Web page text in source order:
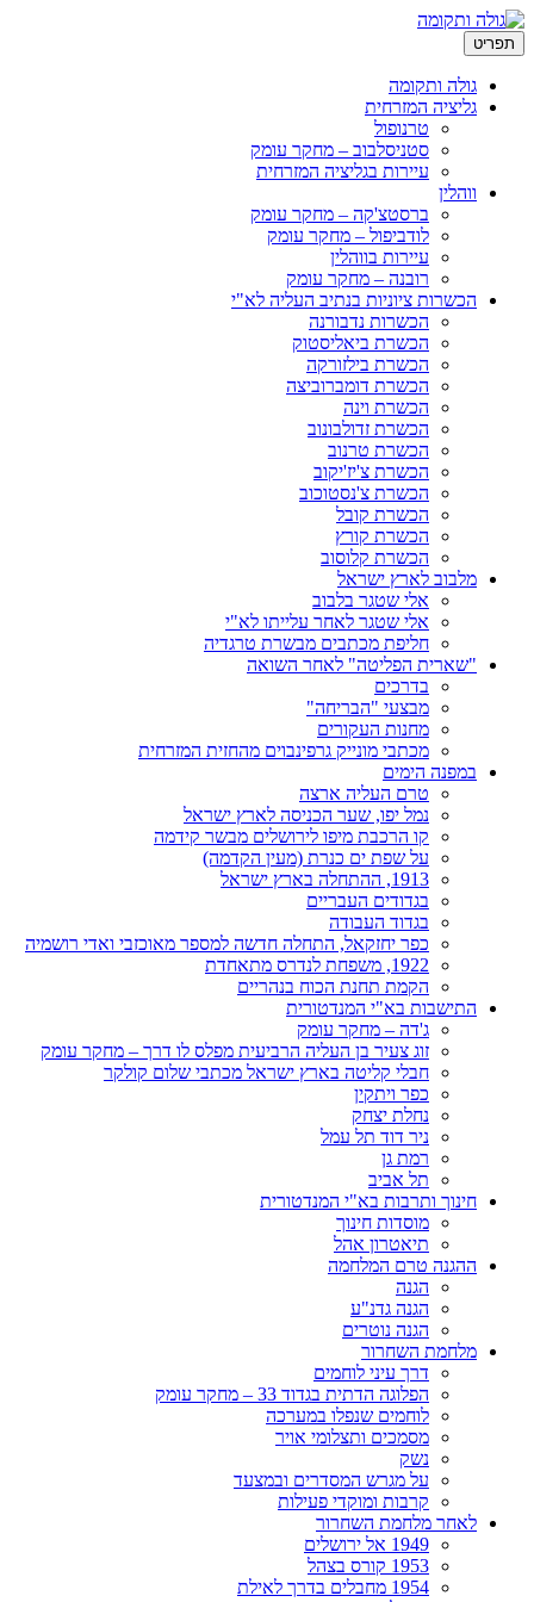
גולה ותקומה
גליציה המזרחית
טרנופול
סטניסלבוב – מחקר עומק
עיירות בגליציה המזרחית
ווהלין
ברסטצ'קה – מחקר עומק
לודביפול – מחקר עומק
עיירות בווהלין
רובנה – מחקר עומק
הכשרות ציוניות בנתיב העליה לא"י
הכשרות נדבורנה
הכשרת ביאליסטוק
הכשרת בילזורקה
הכשרת דומברוביצה
הכשרת וינה
הכשרת זדולבונוב
הכשרת טרנוב
הכשרת צ'יז'יקוב
הכשרת צ'נסטוכוב
הכשרת קובל
הכשרת קורץ
הכשרת קלוסוב
מלבוב לארץ ישראל
אלי שטגר בלבוב
אלי שטגר לאחר עלייתו לא"י
חליפת מכתבים מבשרת טרגדיה
"שארית הפליטה" לאחר השואה
בדרכים
מבצעי "הבריחה"
מחנות העקורים
מכתבי מונייק גרפינבוים מהחזית המזרחית
במפנה הימים
טרם העליה ארצה
נמל יפו, שער הכניסה לארץ ישראל
קו הרכבת מיפו לירושלים מבשר קידמה
על שפת ים כנרת (מעין הקדמה)
1913, ההתחלה בארץ ישראל
בגדודים העבריים
בגדוד העבודה
כפר יחזקאל, התחלה חדשה למספר מאוכזבי ואדי רושמיה
1922, משפחת לנדרס מתאחדת
הקמת תחנת הכוח בנהריים
התישבות בא"י המנדטורית
ג'דה – מחקר עומק
זוג צעיר בן העליה הרביעית מפלס לו דרך – מחקר עומק
חבלי קליטה בארץ ישראל מכתבי שלום קולקר
כפר ויתקין
נחלת יצחק
ניר דוד תל עמל
רמת גן
תל אביב
חינוך ותרבות בא"י המנדטורית
מוסדות חינוך
תיאטרון אהל
ההגנה טרם המלחמה
הגנה
הגנה גדנ"ע
הגנה נוטרים
מלחמת השחרור
דרך עיני לוחמים
הפלוגה הדתית בגדוד 33 – מחקר עומק
לוחמים שנפלו במערכה
מסמכים ותצלומי אויר
נשק
על מגרש המסדרים ובמצעד
קרבות ומוקדי פעילות
לאחר מלחמת השחרור
1949 אל ירושלים
1953 קורס בצהל
1954 מחבלים בדרך לאילת